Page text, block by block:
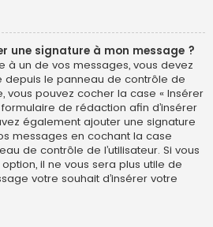
une signature à mon message ?
à un de vos messages, vous devez
depuis le panneau de contrôle de
vous pouvez cocher la case « Insérer
de rédaction afin d’insérer
également ajouter une signature
messages en cochant la case
de contrôle de l’utilisateur. Si vous
il ne vous sera plus utile de
votre souhait d’insérer votre